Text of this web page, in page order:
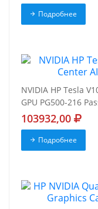
Подробнее
NVIDIA HP Tesla
GPU PG500-216
103932,00
Подробнее